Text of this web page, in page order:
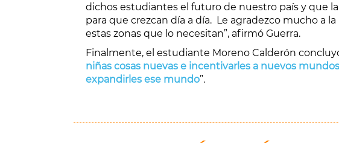
dichos estudiantes el futuro de nuestro país y que
para que crezcan día a día. Le agradezco mucho a
estas zonas que lo necesitan”, afirmó Guerra.
Finalmente, el estudiante Moreno Calderón
niñas cosas nuevas e incentivarles a nuevos
expandirles ese mundo”.